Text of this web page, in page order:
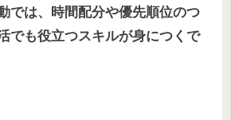
では、時間配分や優先順位のつ
でも役立つスキルが身につくで